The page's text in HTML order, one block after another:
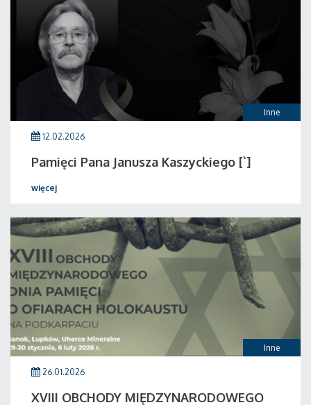
Inne
12.02.2026
Pamięci Pana Janusza Kaszyckiego [`]
więcej
Inne
26.01.2026
XVIII OBCHODY MIĘDZYNARODOWEGO